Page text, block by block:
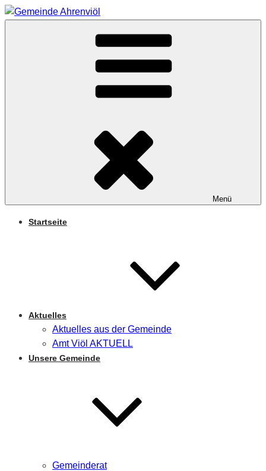
Zum
GEMEINDE
AHRENVIÖL
Menü
Startseite
Aktuelles
Aktuelles aus der Gemeinde
Amt Viöl AKTUELL
Unsere Gemeinde
Gemeinderat